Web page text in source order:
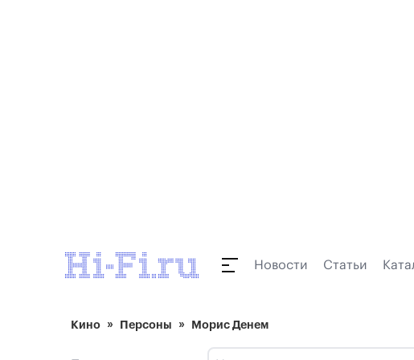
Новости Статьи
Кино Персоны Морис Денем